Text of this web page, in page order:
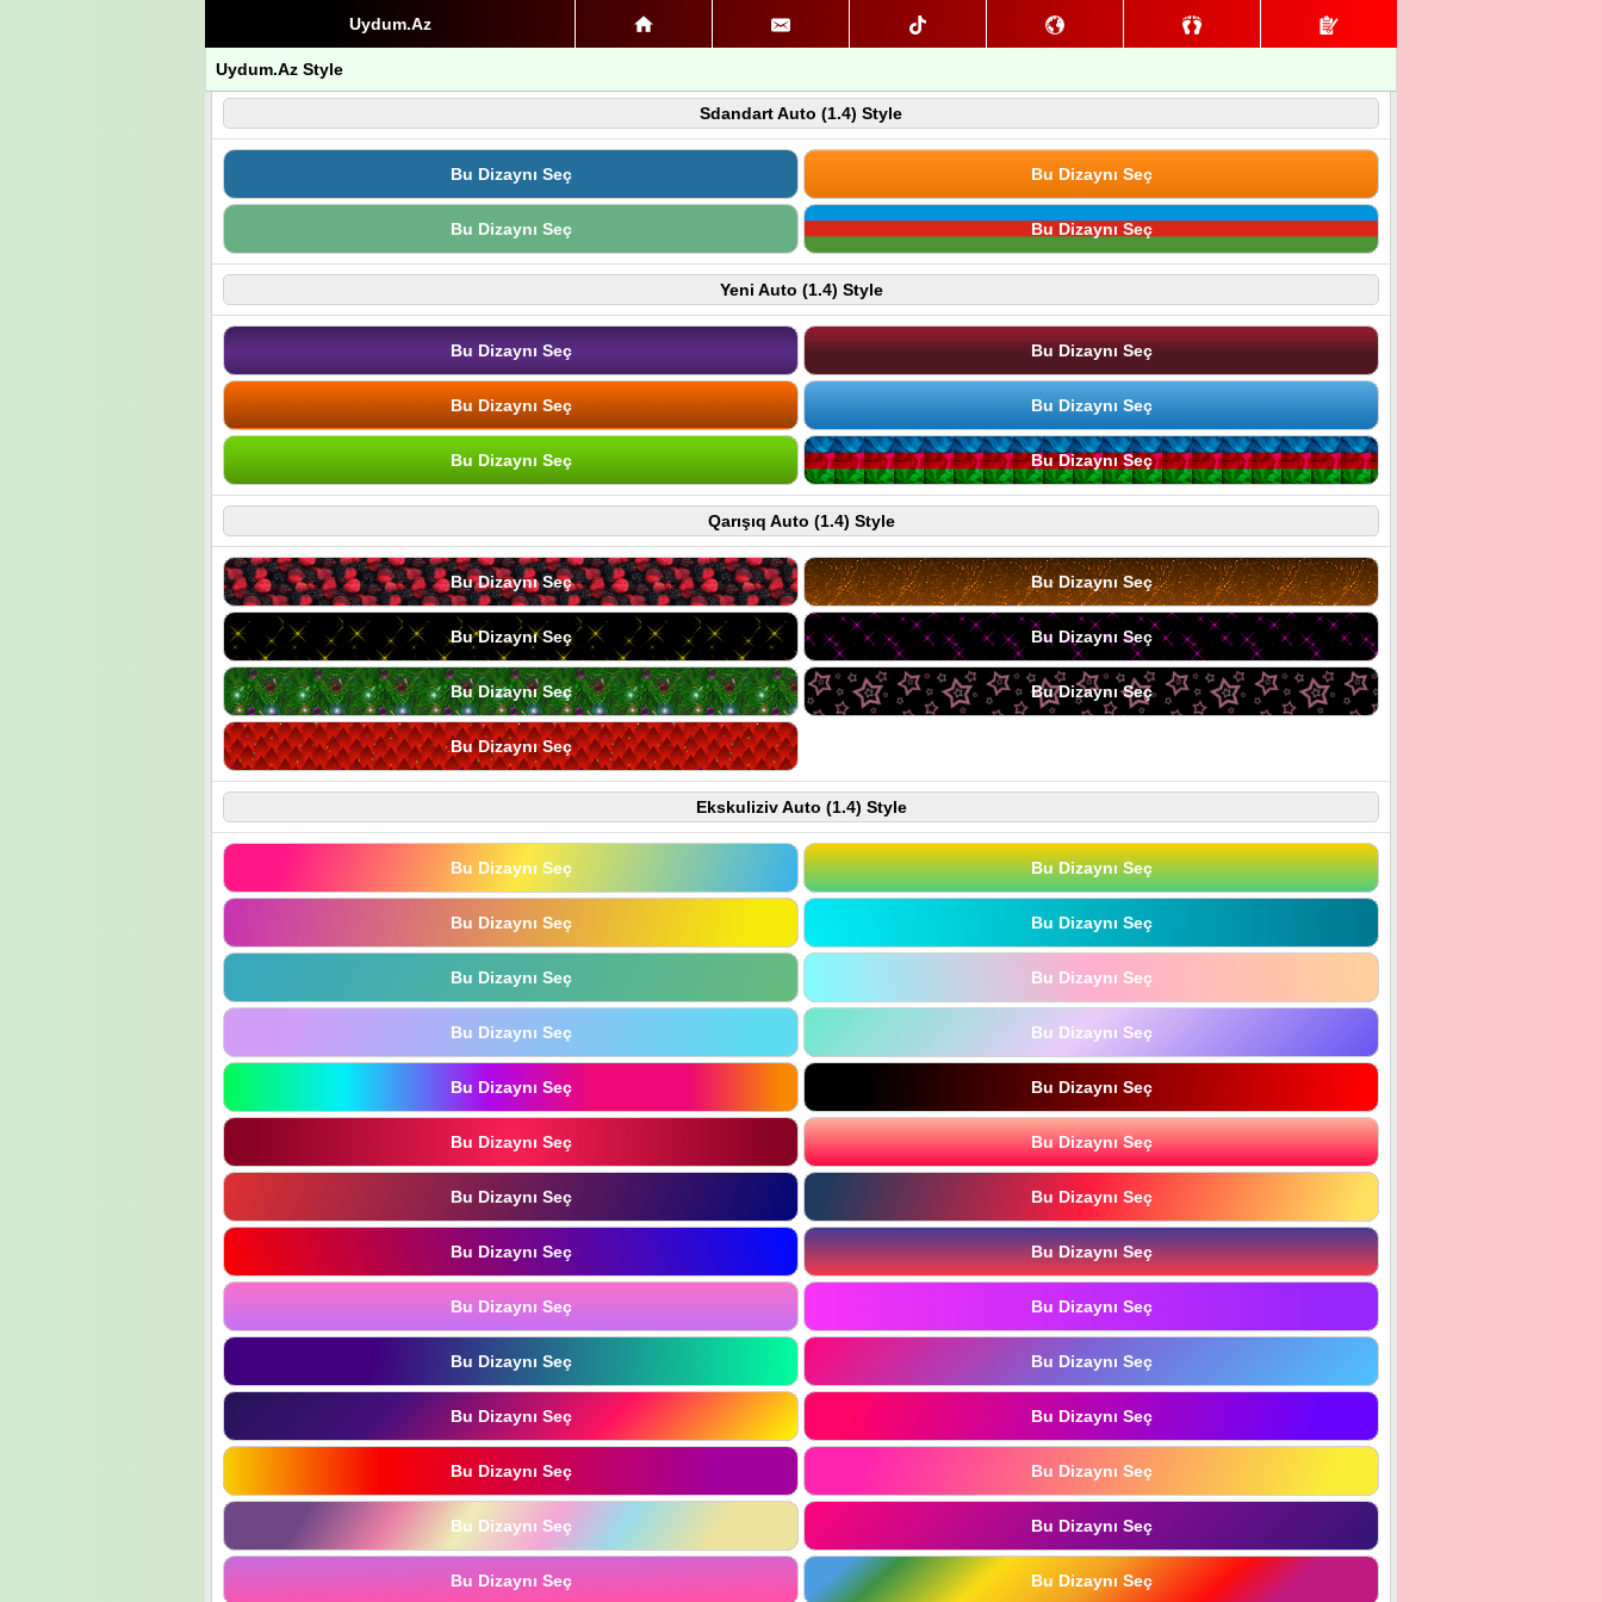
Uydum.Az
Uydum.Az Style
Sdandart Auto (1.4) Style
Bu Dizaynı Seç Bu Dizaynı Seç
Bu Dizaynı Seç Bu Dizaynı Seç
Yeni Auto (1.4) Style
Bu Dizaynı Seç Bu Dizaynı Seç
Bu Dizaynı Seç Bu Dizaynı Seç
Bu Dizaynı Seç Bu Dizaynı Seç
Qarışıq Auto (1.4) Style
Bu Dizaynı Seç Bu Dizaynı Seç
Bu Dizaynı Seç Bu Dizaynı Seç
Bu Dizaynı Seç Bu Dizaynı Seç
Bu Dizaynı Seç
Ekskuliziv Auto (1.4) Style
Bu Dizaynı Seç Bu Dizaynı Seç
Bu Dizaynı Seç Bu Dizaynı Seç
Bu Dizaynı Seç Bu Dizaynı Seç
Bu Dizaynı Seç Bu Dizaynı Seç
Bu Dizaynı Seç Bu Dizaynı Seç
Bu Dizaynı Seç Bu Dizaynı Seç
Bu Dizaynı Seç Bu Dizaynı Seç
Bu Dizaynı Seç Bu Dizaynı Seç
Bu Dizaynı Seç Bu Dizaynı Seç
Bu Dizaynı Seç Bu Dizaynı Seç
Bu Dizaynı Seç Bu Dizaynı Seç
Bu Dizaynı Seç Bu Dizaynı Seç
Bu Dizaynı Seç Bu Dizaynı Seç
Bu Dizaynı Seç Bu Dizaynı Seç